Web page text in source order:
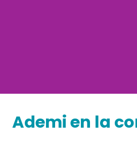
Ademi en la